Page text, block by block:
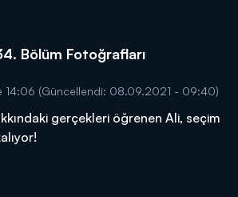
Bölüm Fotoğrafları
14:06 (Güncellendi: 08.09.2021 - 09:40)
gerçekleri öğrenen Ali, seçim